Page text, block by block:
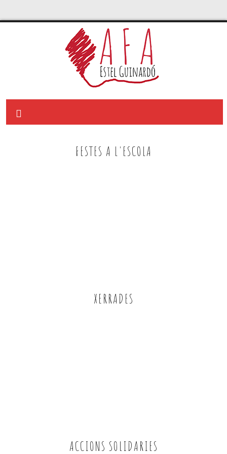
FESTES A L'ESCOLA
XERRADES
ACCIONS SOLIDARIES